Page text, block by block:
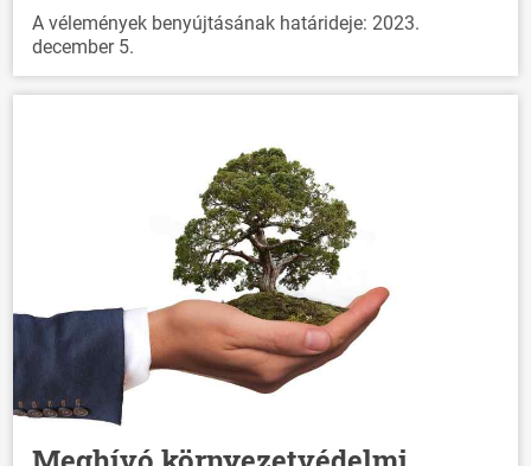
A vélemények benyújtásának határideje: 2023.
december 5.